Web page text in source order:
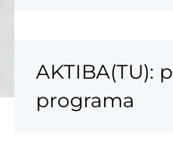
AKTIBA(TU):
programa